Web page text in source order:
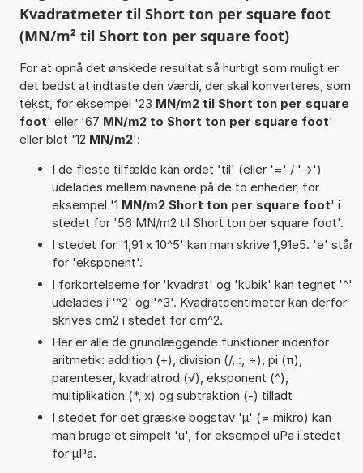
Kvadratmeter til Short ton per square foot
(MN/m² til Short ton per square foot)
For at opnå det ønskede resultat så hurtigt som muligt er
det bedst at indtaste den værdi, der skal konverteres, som
tekst, for eksempel '23 MN/m2 til Short ton per square
foot' eller '67 MN/m2 to Short ton per square foot'
eller blot '12 MN/m2':
I de fleste tilfælde kan ordet 'til' (eller '=' / '->')
udelades mellem navnene på de to enheder, for
eksempel '1 MN/m2 Short ton per square foot' i
stedet for '56 MN/m2 til Short ton per square foot'.
I stedet for '1,91 x 10^5' kan man skrive 1,91e5. 'e' står
for 'eksponent'.
I forkortelserne for 'kvadrat' og 'kubik' kan tegnet '^'
udelades i '^2' og '^3'. Kvadratcentimeter kan derfor
skrives cm2 i stedet for cm^2.
Her er alle de grundlæggende funktioner indenfor
aritmetik: addition (+), division (/, :, ÷), pi (π),
parenteser, kvadratrod (√), eksponent (^),
multiplikation (*, x) og subtraktion (-) tilladt
I stedet for det græske bogstav 'µ' (= mikro) kan
man bruge et simpelt 'u', for eksempel uPa i stedet
for µPa.